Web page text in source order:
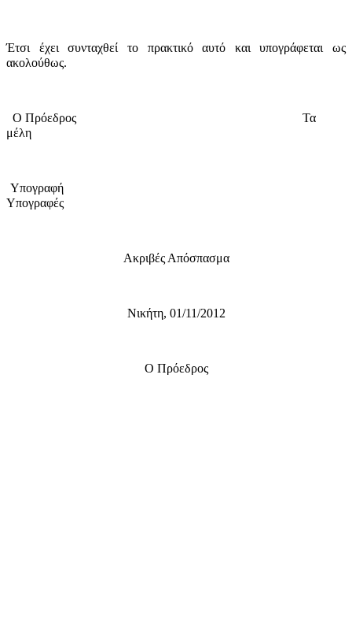
Έτσι έχει συνταχθεί το πρακτικό αυτό και υπογράφεται ως
ακολούθως.
Ο Πρόεδρος
Τα
μέλη
Υπογραφή
Υπογραφές
Ακριβές Απόσπασμα
Νικήτη, 01/11/2012
Ο Πρόεδρος